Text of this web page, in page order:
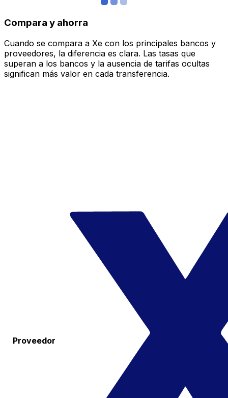
Compara y ahorra
Cuando se compara a Xe con los principales bancos y
proveedores, la diferencia es clara. Las tasas que
superan a los bancos y la ausencia de tarifas ocultas
significan más valor en cada transferencia.
Proveedor